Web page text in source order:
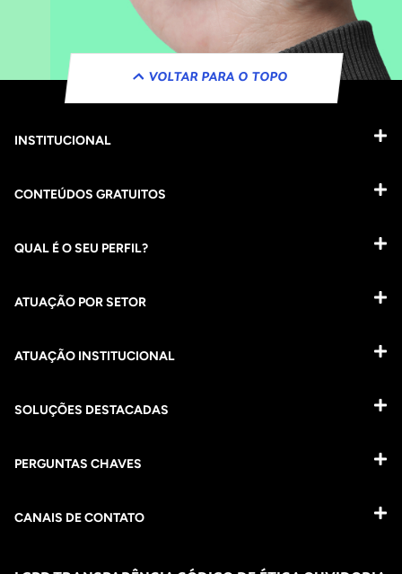
VOLTAR PARA O TOPO
INSTITUCIONAL
CONTEÚDOS GRATUITOS
QUAL É O SEU PERFIL?
ATUAÇÃO POR SETOR
ATUAÇÃO INSTITUCIONAL
SOLUÇÕES DESTACADAS
PERGUNTAS CHAVES​
CANAIS DE CONTATO